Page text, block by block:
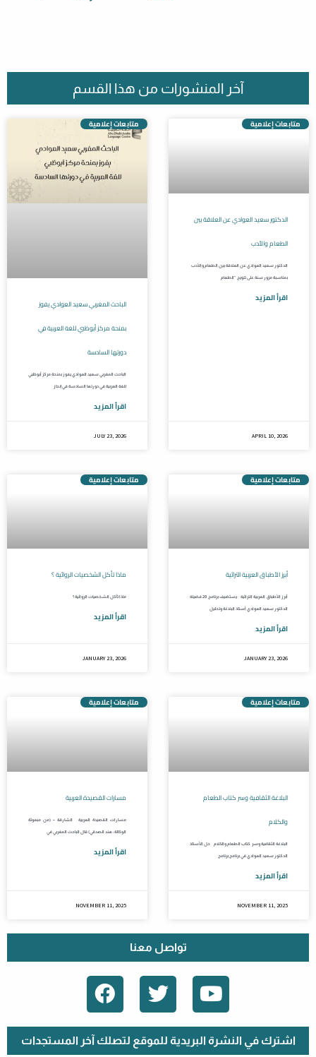
آخر المنشورات من هذا القسم
متابعات إعلامية
الباحث المغربي سعيد العوادي يفوز
بمنحة مركز أبوظبي للغة العربية في
دورتها السادسة
الباحث المغربي سعيد العوادي يفوز بمنحة مركز أبوظبي
للغة العربية في دورتها السادسة في إنجاز
اقرأ المزيد
JULY 23, 2026
متابعات إعلامية
الدكتور سعيد العوادي عن العلاقة بين
الطعام والأدب
الدكتور سعيد العوادي عن العلاقة بين الطعام والأدب
بمناسبة مرور سنة على تتويج “الطعام
اقرأ المزيد
APRIL 10, 2026
متابعات إعلامية
ماذا تأكل الشخصيات الروائية ؟
ماذا تأكل الشخصيات الروائية ؟
اقرأ المزيد
JANUARY 23, 2026
متابعات إعلامية
أبرز الأطباق العربية التراثية
أبرز الأطباق العربية التراثية يستضيف برنامج 20 فضيلة
الدكتور سعيد العوادي أستاذ البلاغة وتحليل
اقرأ المزيد
JANUARY 23, 2026
متابعات إعلامية
مسارات القصيدة العربية
مسارات القصيدة العربية الشارقة – (من مبعوثة
الوكالة: هند الصدقي) قال الباحث المغربي في
اقرأ المزيد
NOVEMBER 11, 2025
متابعات إعلامية
البلاغة الثقافية وسر كتاب الطعام
والكلام
البلاغة الثقافية وسر كتاب الطعام والكلام حل الأستاذ
الدكتور سعيد العوادي في برنامج برنامج
اقرأ المزيد
NOVEMBER 11, 2025
تواصل معنا
F
A
C
E
T
W
I
T
Y
O
U
T
اشترك في النشرة البريدية للموقع لتصلك آخر المستجدات